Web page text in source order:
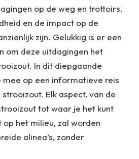
op de weg en trottoirs.
en de impact op de
zijn. Gelukkig is er een
om deze uitdagingen het
In dit diepgaande
mee op een informatieve reis
Elk aspect, van de
tot waar je het kunt
het milieu, zal worden
alinea’s, zonder